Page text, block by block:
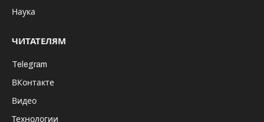
Наука
ЧИТАТЕЛЯМ
Telegram
ВКонтакте
Видео
Технологии